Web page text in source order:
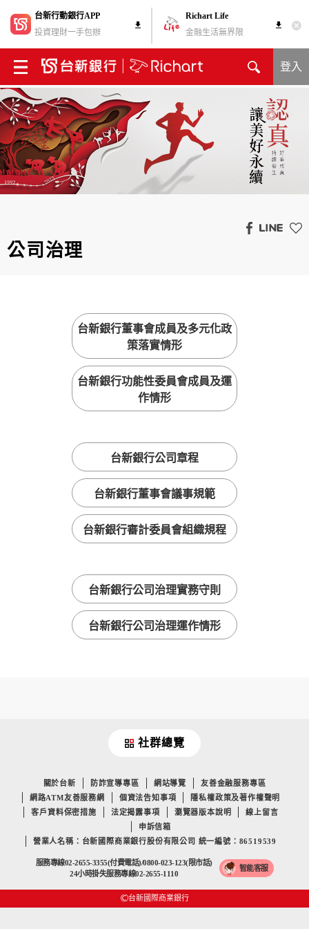
台新行動銀行APP
投資理財一手包辦
Richart Life
金融生活無界限
登入
公司治理
台新銀行董事會成員及多元化政
策落實情形
台新銀行功能性委員會成員及運
作情形
台新銀行公司章程
台新銀行董事會議事規範
台新銀行審計委員會組織規程
台新銀行公司治理實務守則
台新銀行公司治理運作情形
社群總覽
關於台新 防詐宣導專區 網站導覽
友善金融服務專區
網路ATM友善服務網
個資法告知事項
隱私權政策及著作權聲明
客戶資料保密措施
法定揭露事項 瀏覽器版本說明
線上留言
申訴信箱
營業人名稱：台新國際商業銀行股份有限公司 統一編號：86519539
服務專線02-2655-3355(付費電話)/0800-023-123(限市話)
24小時掛失服務專線02-2655-1110
智能客服
台新國際商業銀行